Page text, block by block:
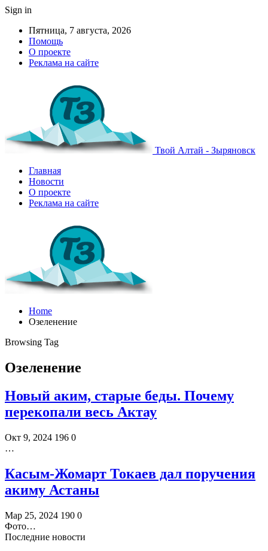
Sign in
Пятница, 7 августа, 2026
Помощь
О проекте
Реклама на сайте
Твой Алтай - Зыряновск
Главная
Новости
О проекте
Реклама на сайте
Home
Озеленение
Browsing Tag
Озеленение
Новый аким, старые беды. Почему
перекопали весь Актау
Окт 9, 2024 196 0
…
Касым-Жомарт Токаев дал поручения
акиму Астаны
Мар 25, 2024 190 0
Фото…
Последние новости